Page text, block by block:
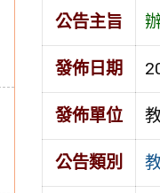
公告主旨
發佈日期
發佈單位
公告類別